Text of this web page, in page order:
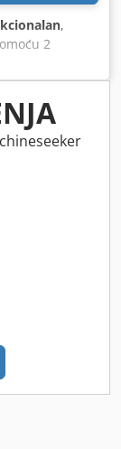
,
2
na
mm - 1 HM
površina,
agregata
Trofazni
Anjxd Sf